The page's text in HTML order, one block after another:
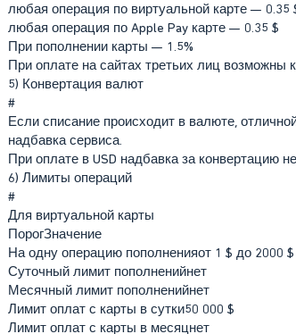
любая операция по виртуальной карте — 0.35
любая операция по Apple Pay карте — 0.35 $
При пополнении карты — 1.5%
При оплате на сайтах третьих лиц
5) Конвертация валют
#
Если списание происходит в валюте,
надбавка сервиса.
При оплате в USD надбавка за конвертацию
6) Лимиты операций
#
Для виртуальной карты
ПорогЗначение
На одну операцию пополненияот 1 $ до 2000 $
Суточный лимит пополненийнет
Месячный лимит пополненийнет
Лимит оплат с карты в сутки50 000 $
Лимит оплат с карты в месяцнет